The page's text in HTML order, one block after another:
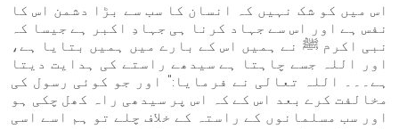
اس میں کو شک نہیں کہ انسان کا سب سے بڑا دشمن اس کا
نفس ہے اور اس سے جہاد کرنا ہی جہادِ اکبر ہے جیسا کہ
نبی اکرم ﷺ نے ہمیں اس کے بارے میں ہمیں بتایا ہے،
اور اللہ جسے چاہتا ہے سیدھے راستے کی ہدایت دیتا
ہے۔۔۔ اللہ تعالی نے فرمایا:" اور جو کوئی رسول کی
مخالفت کرے بعد اس کے کہ اس پر سیدھی راہ کھل چکی ہو
اور سب مسلمانوں کے راستہ کے خلاف چلے تو ہم اسے اسی